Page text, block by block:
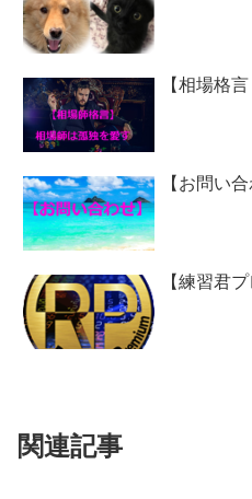
【相場格
【お問い合
【練習君
関連記事